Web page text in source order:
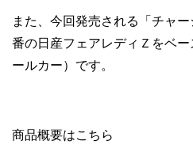
また、今回発売される「チャ
番の日産フェアレディＺをベ
ールカー）です。
商品概要はこちら